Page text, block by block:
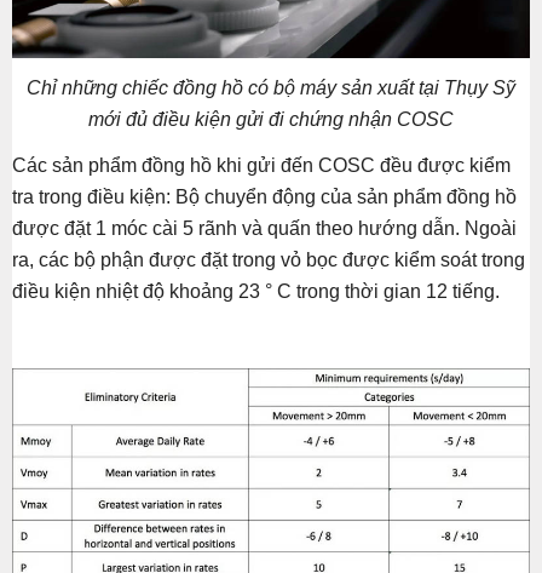
Chỉ những chiếc đồng hồ có bộ máy sản xuất tại Thụy Sỹ
mới đủ điều kiện gửi đi chứng nhận COSC
Các sản phẩm đồng hồ khi gửi đến COSC đều được kiểm
tra trong điều kiện: Bộ chuyển động của sản phẩm đồng hồ
được đặt 1 móc cài 5 rãnh và quấn theo hướng dẫn. Ngoài
ra, các bộ phận được đặt trong vỏ bọc được kiểm soát trong
điều kiện nhiệt độ khoảng 23 ° C trong thời gian 12 tiếng.